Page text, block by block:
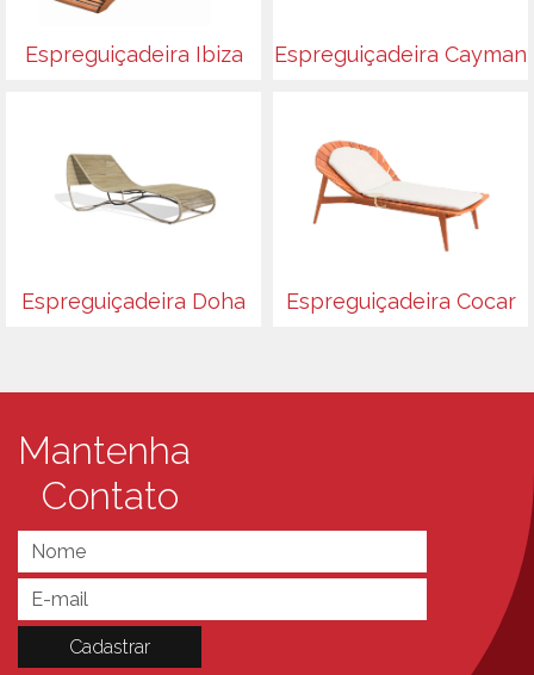
Espreguiçadeira Ibiza Espreguiçadeira Cayman
Espreguiçadeira Doha Espreguiçadeira Cocar
Mantenha
Contato